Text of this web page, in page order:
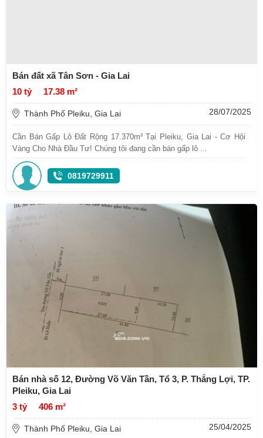
Bán đất xã Tân Sơn - Gia Lai
10 tỷ
17.38 m²
Thành Phố Pleiku, Gia Lai 28/07/2025
Cần Bán Gấp Lô Đất Rộng 17.370m² Tại Pleiku, Gia Lai - Cơ Hội
Vàng Cho Nhà Đầu Tư! Chúng tôi đang cần bán gấp lô ...
0819729911
Bán nhà số 12, Đường Võ Văn Tần, Tổ 3, P. Thắng Lợi, TP.
Pleiku, Gia Lai
3 tỷ
406 m²
Thành Phố Pleiku, Gia Lai 25/04/2025